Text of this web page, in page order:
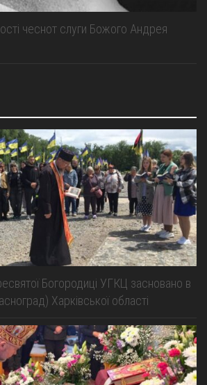
чеснот слуги Божого Андрея
Богородиці УГКЦ засновано в
Харківської області